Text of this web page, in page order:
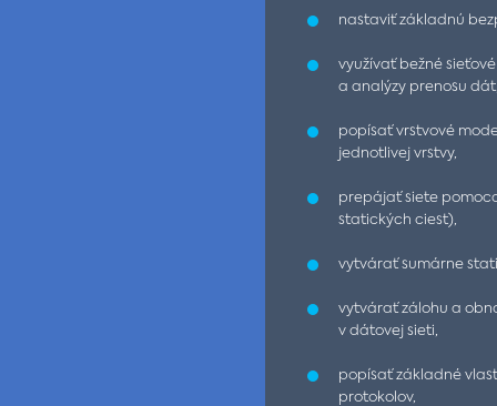
nastaviť základnú
využívať bežné
a analýzy prenosu
popísať vrstvové
jednotlivej vrstvy,
prepájať siete
statických ciest),
vytvárať sumárne
vytvárať zálohu a
v dátovej sieti,
popísať základné
protokolov,